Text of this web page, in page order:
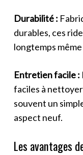
Durabilité :
durables, ces
longtemps
Entretien facile :
faciles à
souvent un
aspect neuf.
Les avantages